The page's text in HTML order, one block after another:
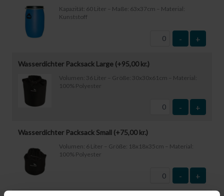
Kapazität: 60 Liter – Maße: 63x37cm – Material:
Kunststoff
- +
Wasserdichter Packsack Large (+95,00kr.)
Volumen: 36 Liter – Größe: 30x30x61cm – Material:
100% Polyester
- +
Wasserdichter Packsack Small (+75,00kr.)
Volumen: 6 Liter – Größe: 18x18x35cm – Material:
100% Polyester
- +